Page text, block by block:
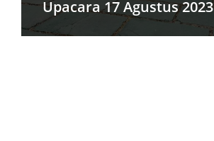
Upacara 17 Agustus 2023